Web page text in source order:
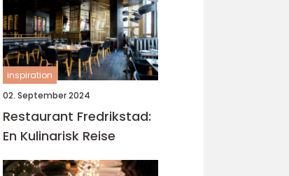
inspiration
02. September 2024
Restaurant Fredrikstad:
En Kulinarisk Reise